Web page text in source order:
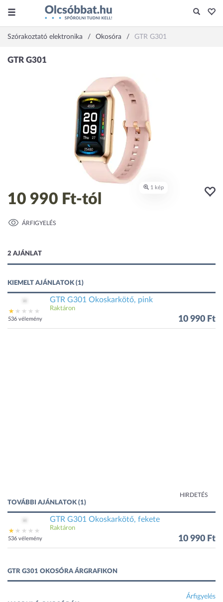
Szórakoztató elektronika Okosóra GTR G301
10 990 Ft-tól
ÁRFIGYELÉS
2 AJÁNLAT
KIEMELT AJÁNLATOK (1)
536 vélemény
GTR G301 Okoskarkötő, pink
Raktáron
10 990 Ft
HIRDETÉS
TOVÁBBI AJÁNLATOK (1)
536 vélemény
GTR G301 Okoskarkötő, fekete
Raktáron
10 990 Ft
GTR G301 OKOSÓRA ÁRGRAFIKON
Árfigyelés